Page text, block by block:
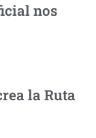
nos
la Ruta